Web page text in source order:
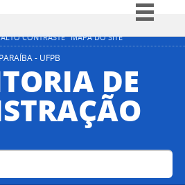
ALTO CONTRASTE MAPA DO SITE
Simplifique!
Participe
Acesso à informação
Legislação
- UFPB
DE